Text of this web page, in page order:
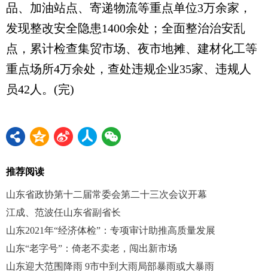
品、加油站点、寄递物流等重点单位3万余家，
发现整改安全隐患1400余处；全面整治治安乱
点，累计检查集贸市场、夜市地摊、建材化工等
重点场所4万余处，查处违规企业35家、违规人
员42人。(完)
推荐阅读
山东省政协第十二届常委会第二十三次会议开幕
江成、范波任山东省副省长
山东2021年“经济体检”：专项审计助推高质量发展
山东“老字号”：倚老不卖老，闯出新市场
山东迎大范围降雨 9市中到大雨局部暴雨或大暴雨